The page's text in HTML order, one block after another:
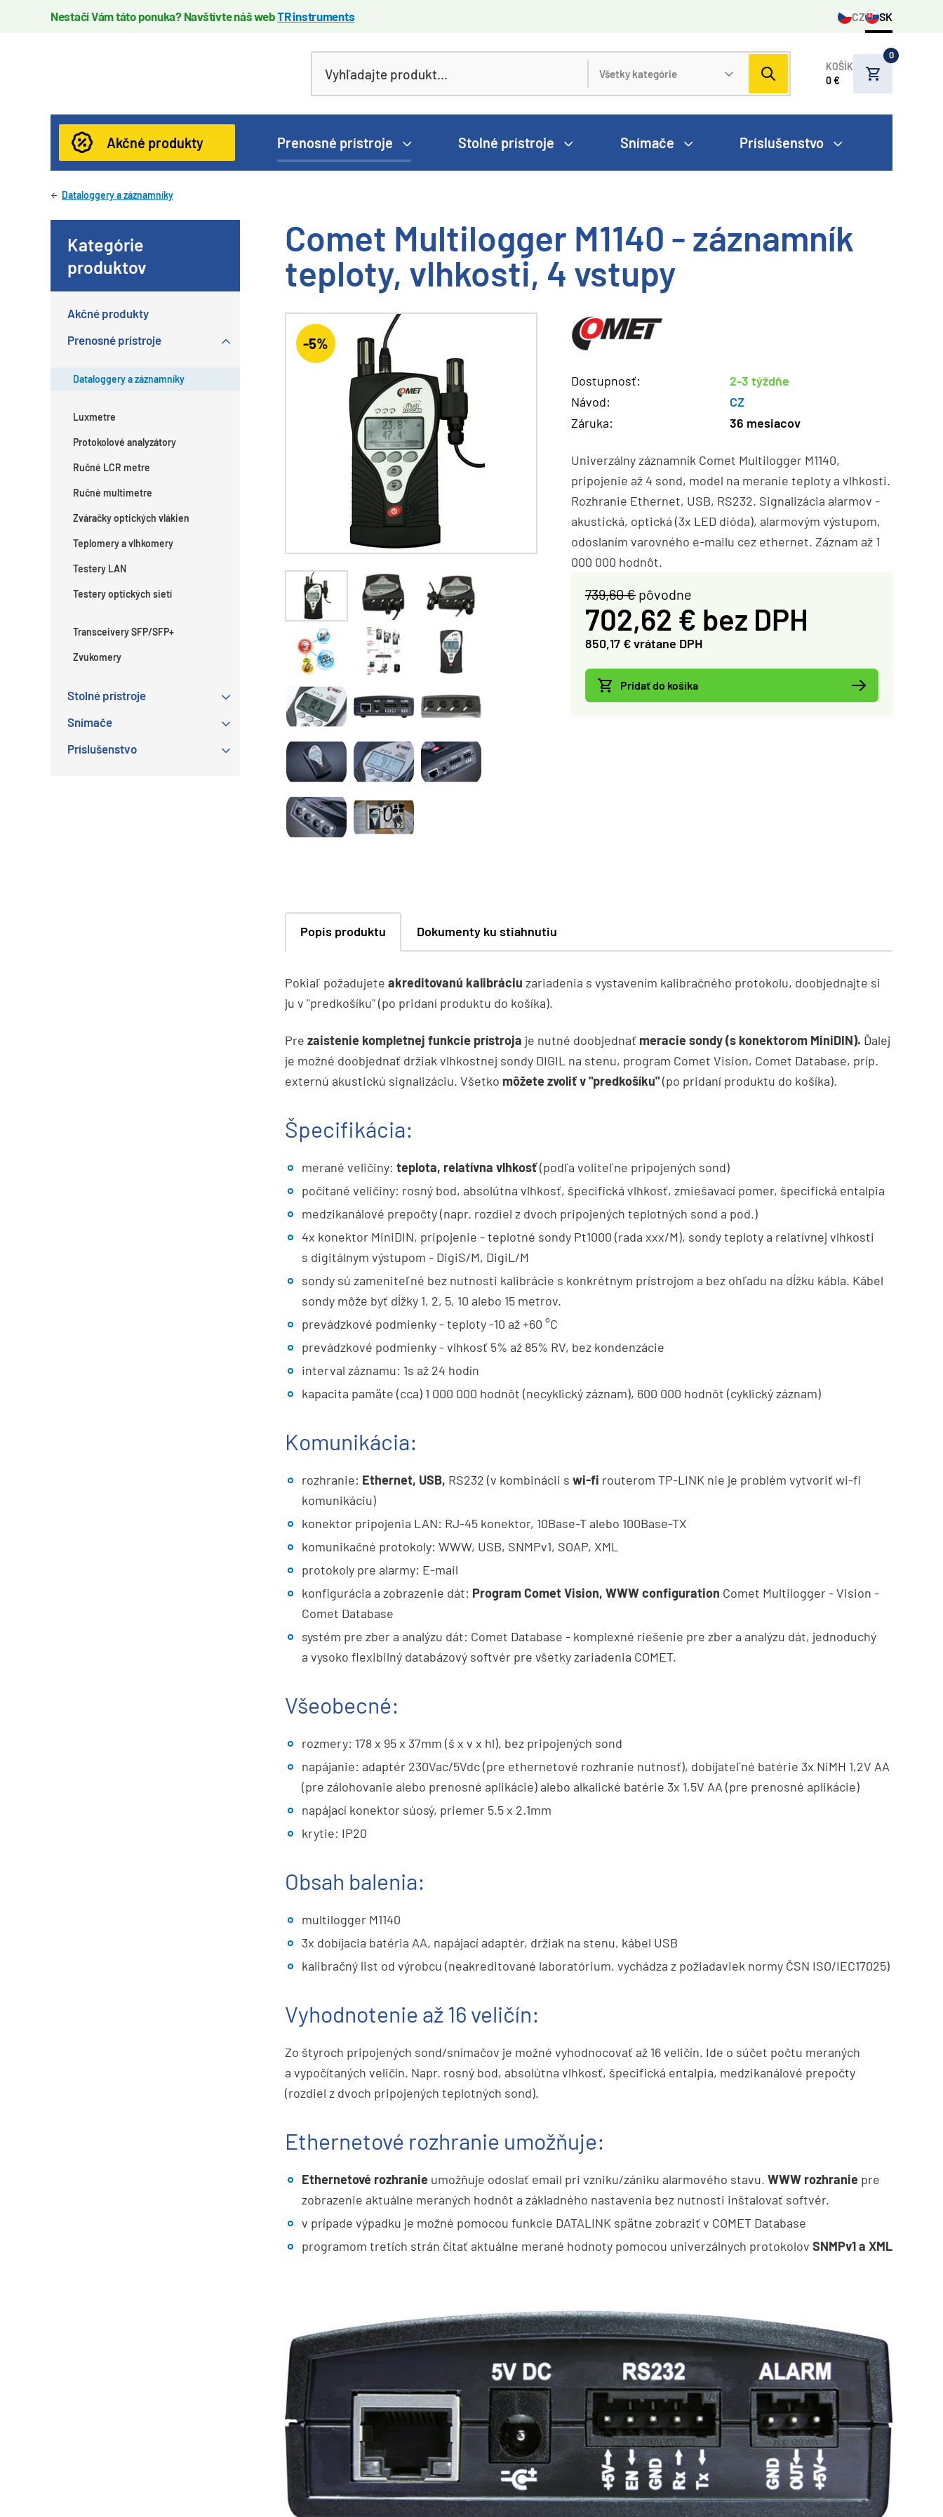
Nestačí Vám táto ponuka? Navštívte náš webTR instruments CZ SK
KOŠÍK
0 €
0
Akčné produkty Prenosné prístroje Stolné prístroje Snímače Príslušenstvo
Dataloggery a záznamníky
Kategórie
produktov
Akčné produkty
Prenosné prístroje
Dataloggery a záznamníky
Luxmetre
Protokolové analyzátory
Ručné LCR metre
Ručné multimetre
Zváračky optických vlákien
Teplomery a vlhkomery
Testery LAN
Testery optických sietí
Transceivery SFP/SFP+
Zvukomery
Stolné prístroje
Snímače
Príslušenstvo
Comet Multilogger M1140 - záznamník
teploty, vlhkosti, 4 vstupy
-5%
Dostupnosť:
2-3 týždňe
Návod:
CZ
Záruka:
36 mesiacov
Univerzálny záznamník Comet Multilogger M1140,
pripojenie až 4 sond, model na meranie teploty a vlhkosti.
Rozhranie Ethernet, USB, RS232. Signalizácia alarmov -
akustická, optická (3x LED dióda), alarmovým výstupom,
odoslaním varovného e-mailu cez ethernet. Záznam až 1
000 000 hodnôt.
739,60 € pôvodne
702,62 € bez DPH
850,17 € vrátane DPH
Pridať do košíka
Popis produktu Dokumenty ku stiahnutiu
Pokiaľ požadujete akreditovanú kalibráciu zariadenia s vystavením kalibračného protokolu, doobjednajte si
ju v "predkošíku" (po pridaní produktu do košíka).
Pre zaistenie kompletnej funkcie prístroja je nutné doobjednať meracie sondy (s konektorom MiniDIN). Ďalej
je možné doobjednať držiak vlhkostnej sondy DIGIL na stenu, program Comet Vision, Comet Database, príp.
externú akustickú signalizáciu. Všetko môžete zvoliť v "predkošíku"(po pridaní produktu do košíka).
Špecifikácia:
merané veličiny: teplota, relatívna vlhkosť(podľa voliteľne pripojených sond)
počítané veličiny: rosný bod, absolútna vlhkosť, špecifická vlhkosť, zmiešavací pomer, špecifická entalpia
medzikanálové prepočty (napr. rozdiel z dvoch pripojených teplotných sond a pod.)
4x konektor MiniDIN, pripojenie - teplotné sondy Pt1000 (rada xxx/M), sondy teploty a relatívnej vlhkosti
s digitálnym výstupom - DigiS/M, DigiL/M
sondy sú zameniteľné bez nutnosti kalibrácie s konkrétnym prístrojom a bez ohľadu na dĺžku kábla. Kábel
sondy môže byť dĺžky 1, 2, 5, 10 alebo 15 metrov.
prevádzkové podmienky - teploty -10 až +60 °C
prevádzkové podmienky - vlhkosť 5% až 85% RV, bez kondenzácie
interval záznamu: 1s až 24 hodín
kapacita pamäte (cca) 1 000 000 hodnôt (necyklický záznam), 600 000 hodnôt (cyklický záznam)
Komunikácia:
rozhranie: Ethernet, USB, RS232 (v kombinácii s wi-fi routerom TP-LINK nie je problém vytvoriť wi-fi
komunikáciu)
konektor pripojenia LAN: RJ-45 konektor, 10Base-T alebo 100Base-TX
komunikačné protokoly: WWW, USB, SNMPv1, SOAP, XML
protokoly pre alarmy: E-mail
konfigurácia a zobrazenie dát: Program Comet Vision, WWW configuration Comet Multilogger - Vision -
Comet Database
systém pre zber a analýzu dát: Comet Database - komplexné riešenie pre zber a analýzu dát, jednoduchý
a vysoko flexibilný databázový softvér pre všetky zariadenia COMET.
Všeobecné:
rozmery: 178 x 95 x 37mm (š x v x hl), bez pripojených sond
napájanie: adaptér 230Vac/5Vdc (pre ethernetové rozhranie nutnosť), dobíjateľné batérie 3x NiMH 1,2V AA
(pre zálohovanie alebo prenosné aplikácie) alebo alkalické batérie 3x 1,5V AA (pre prenosné aplikácie)
napájací konektor súosý, priemer 5.5 x 2.1mm
krytie: IP20
Obsah balenia:
multilogger M1140
3x dobíjacia batéria AA, napájací adaptér, držiak na stenu, kábel USB
kalibračný list od výrobcu (neakreditované laboratórium, vychádza z požiadaviek normy ČSN ISO/IEC17025)
Vyhodnotenie až 16 veličín:
Zo štyroch pripojených sond/snímačov je možné vyhodnocovať až 16 veličín. Ide o súčet počtu meraných
a vypočítaných veličín. Napr. rosný bod, absolútna vlhkosť, špecifická entalpia, medzikanálové prepočty
(rozdiel z dvoch pripojených teplotných sond).
Ethernetové rozhranie umožňuje:
Ethernetové rozhranie umožňuje odoslať email pri vzniku/zániku alarmového stavu. WWW rozhranie pre
zobrazenie aktuálne meraných hodnôt a základného nastavenia bez nutnosti inštalovať softvér.
v prípade výpadku je možné pomocou funkcie DATALINK spätne zobraziť v COMET Database
programom tretích strán čítať aktuálne merané hodnoty pomocou univerzálnych protokolov SNMPv1 a XML